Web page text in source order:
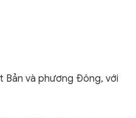
Bản và phương Đông, với